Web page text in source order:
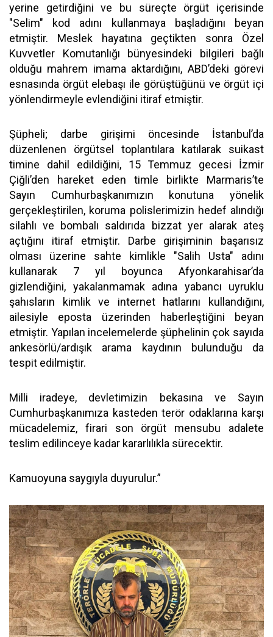
yerine getirdiğini ve bu süreçte örgüt içerisinde
"Selim" kod adını kullanmaya başladığını beyan
etmiştir. Meslek hayatına geçtikten sonra Özel
Kuvvetler Komutanlığı bünyesindeki bilgileri bağlı
olduğu mahrem imama aktardığını, ABD’deki görevi
esnasında örgüt elebaşı ile görüştüğünü ve örgüt içi
yönlendirmeyle evlendiğini itiraf etmiştir.
Şüpheli; darbe girişimi öncesinde İstanbul’da
düzenlenen örgütsel toplantılara katılarak suikast
timine dahil edildiğini, 15 Temmuz gecesi İzmir
Çiğli’den hareket eden timle birlikte Marmaris’te
Sayın Cumhurbaşkanımızın konutuna yönelik
gerçekleştirilen, koruma polislerimizin hedef alındığı
silahlı ve bombalı saldırıda bizzat yer alarak ateş
açtığını itiraf etmiştir. Darbe girişiminin başarısız
olması üzerine sahte kimlikle "Salih Usta" adını
kullanarak 7 yıl boyunca Afyonkarahisar’da
gizlendiğini, yakalanmamak adına yabancı uyruklu
şahısların kimlik ve internet hatlarını kullandığını,
ailesiyle eposta üzerinden haberleştiğini beyan
etmiştir. Yapılan incelemelerde şüphelinin çok sayıda
ankesörlü/ardışık arama kaydının bulunduğu da
tespit edilmiştir.
Milli iradeye, devletimizin bekasına ve Sayın
Cumhurbaşkanımıza kasteden terör odaklarına karşı
mücadelemiz, firari son örgüt mensubu adalete
teslim edilinceye kadar kararlılıkla sürecektir.
Kamuoyuna saygıyla duyurulur.”